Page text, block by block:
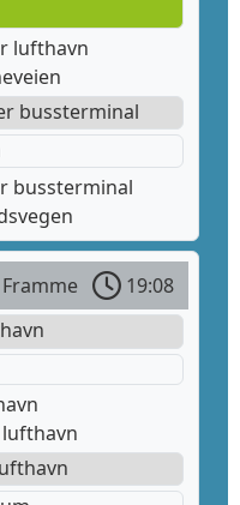
lufthavn
bussterminal
bussterminal
Framme
19:08